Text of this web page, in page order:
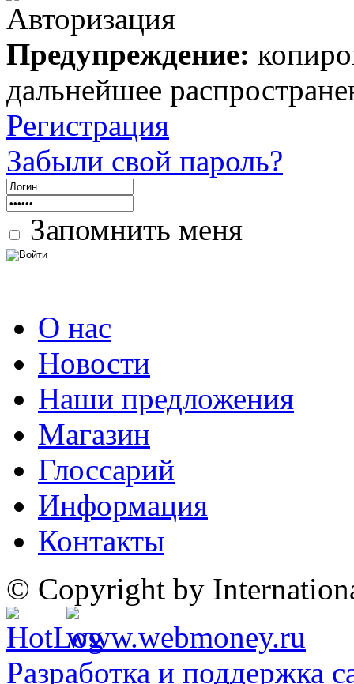
Авторизация
Предупреждение:
дальнейшее
Регистрация
Забыли свой пароль?
Запомнить меня
О нас
Новости
Наши предложения
Магазин
Глоссарий
Информация
Контакты
© Copyright by
Разработка и поддержка